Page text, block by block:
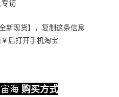
新现货】，复制这条信息
后打开手机淘宝
海 购买方式